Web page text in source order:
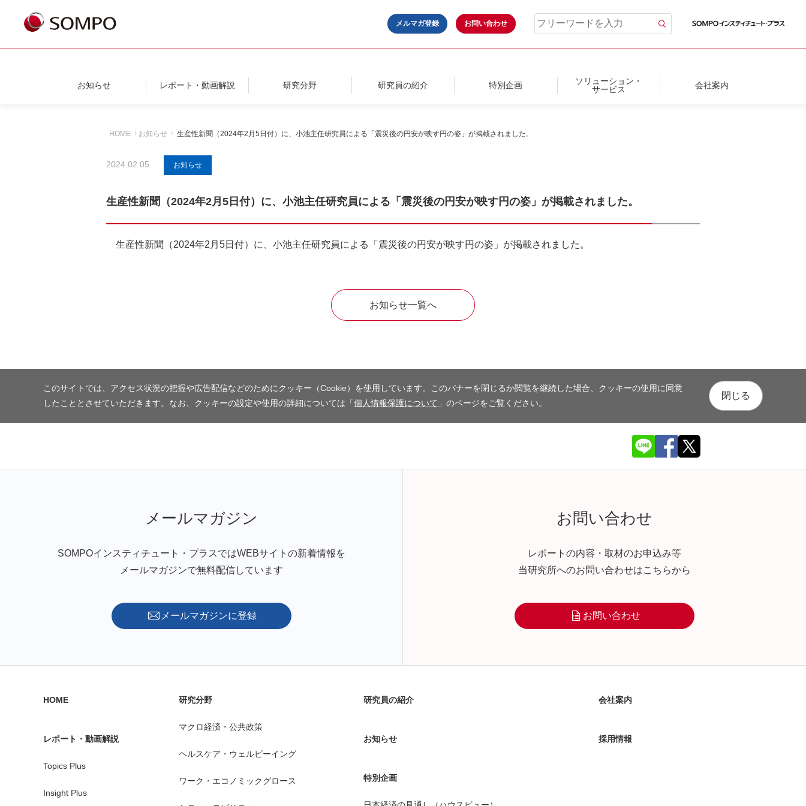
メルマガ登録 お問い合わせ
お知らせ レポート・動画解説 研究分野 研究員の紹介 特別企画
ソリューション・
サービス
会社案内
HOME お知らせ 生産性新聞（2024年2月5日付）に、小池主任研究員による「震災後の円安が映す円の姿」が掲載されました。
2024.02.05 お知らせ
生産性新聞（2024年2月5日付）に、小池主任研究員による「震災後の円安が映す円の姿」が掲載されました。
生産性新聞（2024年2月5日付）に、小池主任研究員による「震災後の円安が映す円の姿」が掲載されました。
お知らせ一覧へ
このサイトでは、アクセス状況の把握や広告配信などのためにクッキー（Cookie）を使用しています。このバナーを閉じるか閲覧を継続した場合、クッキーの使用に同意
したこととさせていただきます。なお、クッキーの設定や使用の詳細については「個人情報保護について 」のページをご覧ください。
閉じる
メールマガジン
SOMPOインスティチュート・プラスではWEBサイトの新着情報を
メールマガジンで無料配信しています
メールマガジンに登録
お問い合わせ
レポートの内容・取材のお申込み等
当研究所へのお問い合わせはこちらから
お問い合わせ
HOME
レポート・動画解説
Topics Plus
Insight Plus
研究分野
マクロ経済・公共政策
ヘルスケア・ウェルビーイング
ワーク・エコノミックグロース
研究員の紹介
お知らせ
特別企画
会社案内
採用情報